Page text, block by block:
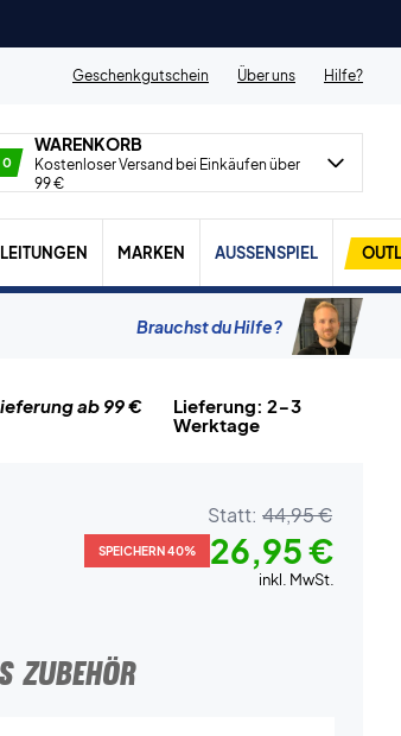
Geschenkgutschein
Über uns Hilfe?
0
WARENKORB
Kostenloser Versand bei Einkäufen über
99 €
MARKEN AUSSENSPIEL
Brauchst du Hilfe?
ab 99 €
Lieferung: 2-3
Werktage
Statt: 44,95 €
SPEICHERN 40% 26,95 €
inkl. MwSt.
ZUBEHÖR